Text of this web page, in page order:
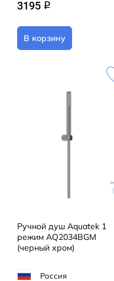
3195 q
В корзину
Ручной душ Aquatek 1
режим AQ2034BGM
(черный хром)
Россия